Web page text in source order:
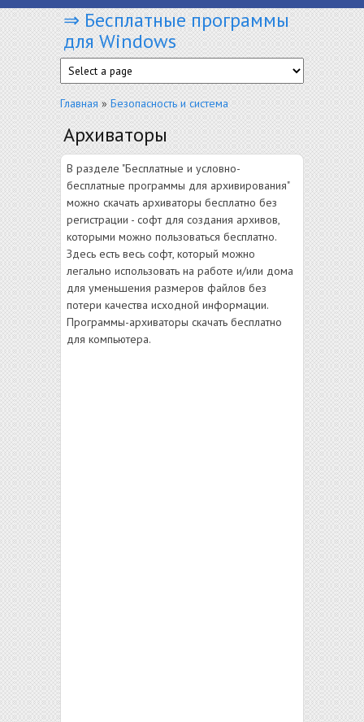
Перейти к основному содержанию
⇒ Бесплатные программы
для Windows
Вы здесь
Главная »Безопасность и система
Архиваторы
В разделе "Бесплатные и условно-
бесплатные программы для архивирования"
можно скачать архиваторы бесплатно без
регистрации - софт для создания архивов,
которыми можно пользоваться бесплатно.
Здесь есть весь софт, который можно
легально использовать на работе и/или дома
для уменьшения размеров файлов без
потери качества исходной информации.
Программы-архиваторы скачать бесплатно
для компьютера.